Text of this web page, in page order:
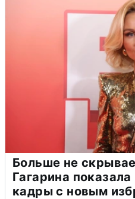
Больше не
Гагарина
кадры с новым